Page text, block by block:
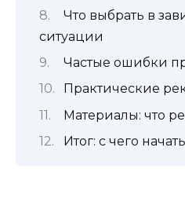
Что выбрать в
ситуации
Частые ошибки
Практические
Материалы: что
Итог: с чего